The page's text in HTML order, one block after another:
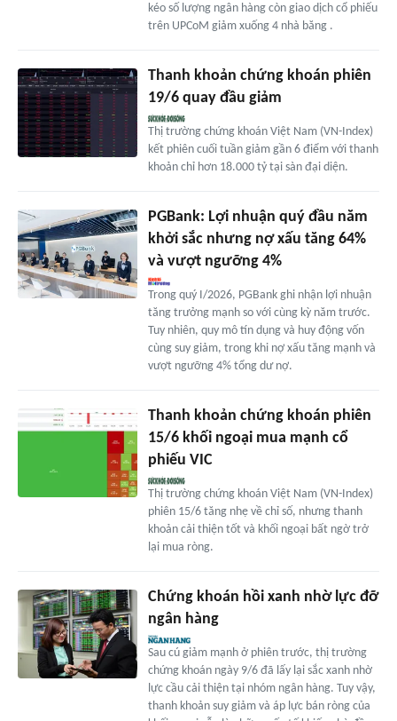
kéo số lượng ngân hàng còn giao dịch cổ phiếu
trên UPCoM giảm xuống 4 nhà băng .
Thanh khoản chứng khoán phiên
19/6 quay đầu giảm
Thị trường chứng khoán Việt Nam (VN-Index)
kết phiên cuối tuần giảm gần 6 điểm với thanh
khoản chỉ hơn 18.000 tỷ tại sàn đại diện.
PGBank: Lợi nhuận quý đầu năm
khởi sắc nhưng nợ xấu tăng 64%
và vượt ngưỡng 4%
Trong quý I/2026, PGBank ghi nhận lợi nhuận
tăng trưởng mạnh so với cùng kỳ năm trước.
Tuy nhiên, quy mô tín dụng và huy động vốn
cùng suy giảm, trong khi nợ xấu tăng mạnh và
vượt ngưỡng 4% tổng dư nợ.
Thanh khoản chứng khoán phiên
15/6 khối ngoại mua mạnh cổ
phiếu VIC
Thị trường chứng khoán Việt Nam (VN-Index)
phiên 15/6 tăng nhẹ về chỉ số, nhưng thanh
khoản cải thiện tốt và khối ngoại bất ngờ trở
lại mua ròng.
Chứng khoán hồi xanh nhờ lực đỡ
ngân hàng
Sau cú giảm mạnh ở phiên trước, thị trường
chứng khoán ngày 9/6 đã lấy lại sắc xanh nhờ
lực cầu cải thiện tại nhóm ngân hàng. Tuy vậy,
thanh khoản suy giảm và áp lực bán ròng của